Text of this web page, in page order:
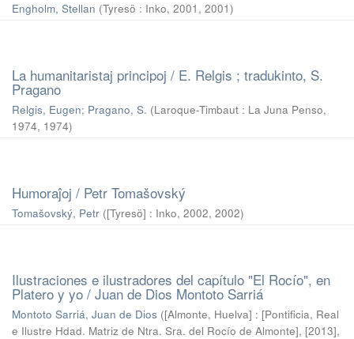
Engholm, Stellan (Tyresö : Inko, 2001 , 2001)
La humanitaristaj principoj / E. Relgis ; tradukinto, S.
Pragano
Relgis, Eugen; Pragano, S. (Laroque-Timbaut : La Juna Penso,
1974, 1974)
Humoraĵoj / Petr Tomašovský
Tomašovský, Petr ([Tyresö] : Inko, 2002, 2002)
Ilustraciones e ilustradores del capítulo "El Rocío", en
Platero y yo / Juan de Dios Montoto Sarriá
Montoto Sarriá, Juan de Dios ([Almonte, Huelva] : [Pontificia, Real
e Ilustre Hdad. Matriz de Ntra. Sra. del Rocío de Almonte], [2013],